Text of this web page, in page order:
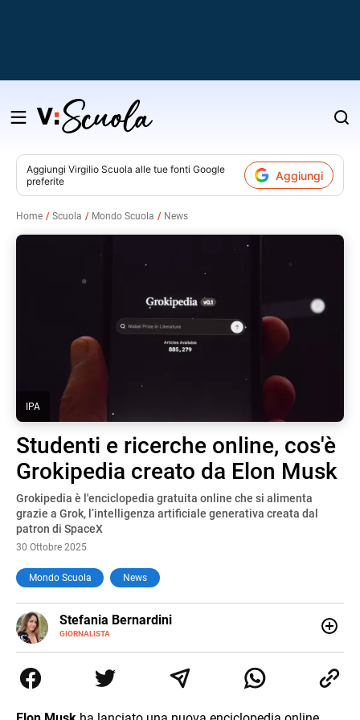
Salta
contenuto
Aggiungi Virgilio Scuola alle tue fonti Google
preferite
Aggiungi
Home Scuola Mondo Scuola News
IPA
Studenti e ricerche online, cos'è
Grokipedia creato da Elon Musk
Grokipedia è l'enciclopedia gratuita online che si alimenta
grazie a Grok, l’intelligenza artificiale generativa creata dal
patron di SpaceX
30 Ottobre 2025
Mondo Scuola News
Stefania Bernardini
GIORNALISTA
E-
MAIL
Tv di cronaca, politica, scuola, economia e spettacolo. Ha
esperienze nella redazione di testate giornalistiche online